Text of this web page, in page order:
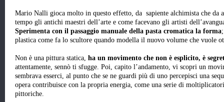
Mario Nalli gioca molto in questo effetto, da sapiente alchimista che da
tempo gli antichi maestri dell’arte e come facevano gli artisti
Sperimenta con il passaggio manuale della pasta cromatica la forma
plastica come fa lo scultore quando modella il nuovo volume che vuole
Non è una pittura statica, ha un movimento che non è esplicito, è
attentamente, sennò ti sfugge. Poi, capito l’andamento, vi scopri un
sembrava esserci, al punto che se ne guardi più di uno percepisci una
opera contribuisce con la propria energia, come una serie di
pittoriche.